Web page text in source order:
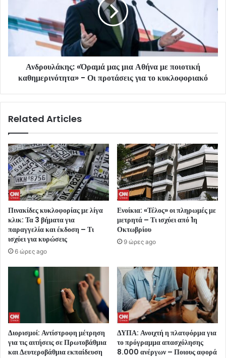
Ανδρουλάκης: «Όραμά μας μια Αθήνα με ποιοτική
καθημερινότητα» - Οι προτάσεις για το κυκλοφοριακό
Related Articles
Πινακίδες κυκλοφορίας με λίγα
κλικ: Τα 3 βήματα για
παραγγελία και έκδοση – Τι
ισχύει για κυρώσεις
6 ώρες ago
Ενοίκια: «Τέλος» οι πληρωμές με
μετρητά – Τι ισχύει από 1η
Οκτωβρίου
9 ώρες ago
Διορισμοί: Αντίστροφη μέτρηση
για τις αιτήσεις σε Πρωτοβάθμια
και Δευτεροβάθμια εκπαίδευση
ΔΥΠΑ: Ανοιχτή η πλατφόρμα για
το πρόγραμμα απασχόλησης
8.000 ανέργων – Ποιους αφορά